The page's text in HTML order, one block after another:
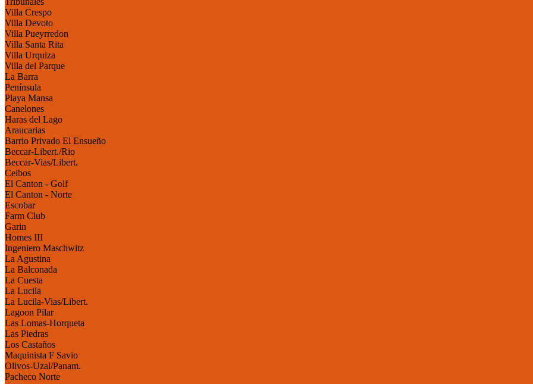
Villa Crespo
Villa Devoto
Villa Pueyrredon
Villa Santa Rita
Villa Urquiza
Villa del Parque
La Barra
Península
Playa Mansa
Canelones
Haras del Lago
Araucarias
Barrio Privado El Ensueño
Beccar-Libert./Rio
Beccar-Vias/Libert.
Ceibos
El Canton - Golf
El Canton - Norte
Escobar
Farm Club
Garin
Homes III
Ingeniero Maschwitz
La Agustina
La Balconada
La Cuesta
La Lucila
La Lucila-Vias/Libert.
Lagoon Pilar
Las Lomas-Horqueta
Las Piedras
Los Castaños
Maquinista F Savio
Olivos-Uzal/Panam.
Pacheco Norte